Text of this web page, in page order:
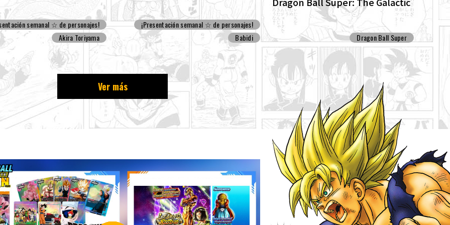
semanal ☆ de personajes!
Akira Toriyama
¡Presentación semanal ☆ de personajes!
Babidi
Patrol Set For Production!
Dragon Ball Super
Ver más